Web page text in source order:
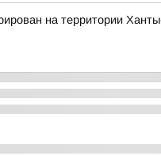
на территории